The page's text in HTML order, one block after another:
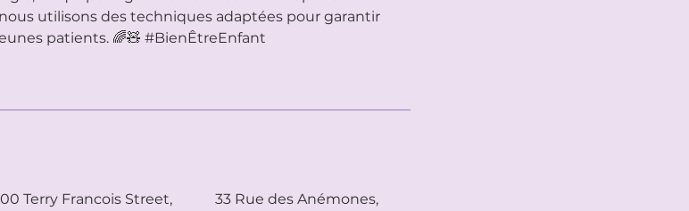
utilisons des techniques adaptées pour garantir
patients. 🌈🧸 #BienÊtreEnfant
Terry Francois Street,
33 Rue des Anémones,